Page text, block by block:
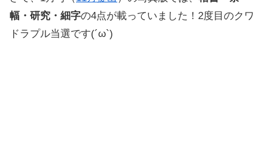
幅・研究・細字の4点が載っていました！2度目のクワ
ドラプル当選です(´ω`)